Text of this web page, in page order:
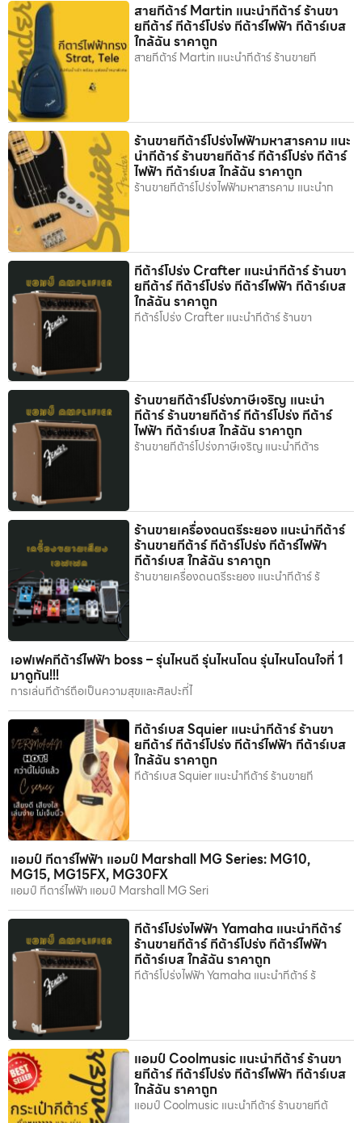
สายกีต้าร์ Martin แนะนำกีต้าร์ ร้านขา
ยกีต้าร์ กีต้าร์โปร่ง กีต้าร์ไฟฟ้า กีต้าร์เบส
ใกล้ฉัน ราคาถูก
สายกีต้าร์ Martin แนะนำกีต้าร์ ร้านขายกี
ร้านขายกีต้าร์โปร่งไฟฟ้ามหาสารคาม แนะ
นำกีต้าร์ ร้านขายกีต้าร์ กีต้าร์โปร่ง กีต้าร์
ไฟฟ้า กีต้าร์เบส ใกล้ฉัน ราคาถูก
ร้านขายกีต้าร์โปร่งไฟฟ้ามหาสารคาม แนะนำก
กีต้าร์โปร่ง Crafter แนะนำกีต้าร์ ร้านขา
ยกีต้าร์ กีต้าร์โปร่ง กีต้าร์ไฟฟ้า กีต้าร์เบส
ใกล้ฉัน ราคาถูก
กีต้าร์โปร่ง Crafter แนะนำกีต้าร์ ร้านขา
ร้านขายกีต้าร์โปร่งภาษีเจริญ แนะนำ
กีต้าร์ ร้านขายกีต้าร์ กีต้าร์โปร่ง กีต้าร์
ไฟฟ้า กีต้าร์เบส ใกล้ฉัน ราคาถูก
ร้านขายกีต้าร์โปร่งภาษีเจริญ แนะนำกีต้าร
ร้านขายเครื่องดนตรีระยอง แนะนำกีต้าร์
ร้านขายกีต้าร์ กีต้าร์โปร่ง กีต้าร์ไฟฟ้า
กีต้าร์เบส ใกล้ฉัน ราคาถูก
ร้านขายเครื่องดนตรีระยอง แนะนำกีต้าร์ ร้
เอฟเฟคกีต้าร์ไฟฟ้า boss – รุ่นไหนดี รุ่นไหนโดน รุ่นไหนโดนใจที่ 1
มาดูกัน!!!
การเล่นกีต้าร์ถือเป็นความสุขและศิลปะที่ไ
กีต้าร์เบส Squier แนะนำกีต้าร์ ร้านขา
ยกีต้าร์ กีต้าร์โปร่ง กีต้าร์ไฟฟ้า กีต้าร์เบส
ใกล้ฉัน ราคาถูก
กีต้าร์เบส Squier แนะนำกีต้าร์ ร้านขายกี
แอมป์ กีตาร์ไฟฟ้า แอมป์ Marshall MG Series: MG10,
MG15, MG15FX, MG30FX
แอมป์ กีตาร์ไฟฟ้า แอมป์ Marshall MG Seri
กีต้าร์โปร่งไฟฟ้า Yamaha แนะนำกีต้าร์
ร้านขายกีต้าร์ กีต้าร์โปร่ง กีต้าร์ไฟฟ้า
กีต้าร์เบส ใกล้ฉัน ราคาถูก
กีต้าร์โปร่งไฟฟ้า Yamaha แนะนำกีต้าร์ ร้
แอมป์ Coolmusic แนะนำกีต้าร์ ร้านขา
ยกีต้าร์ กีต้าร์โปร่ง กีต้าร์ไฟฟ้า กีต้าร์เบส
ใกล้ฉัน ราคาถูก
แอมป์ Coolmusic แนะนำกีต้าร์ ร้านขายกีต้